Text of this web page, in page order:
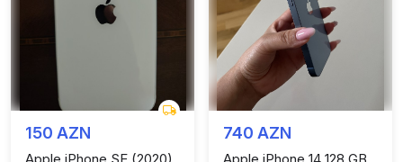
150 AZN 740 AZN